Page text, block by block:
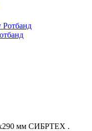
мм СИБРТЕХ .